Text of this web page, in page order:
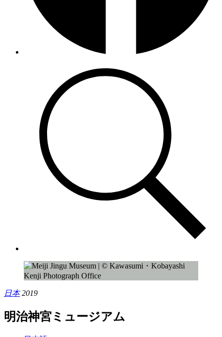
日本2019
明治神宮ミュージアム